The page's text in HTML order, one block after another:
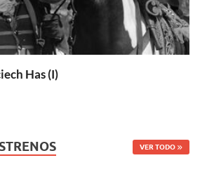
Has (I)
VER TODO